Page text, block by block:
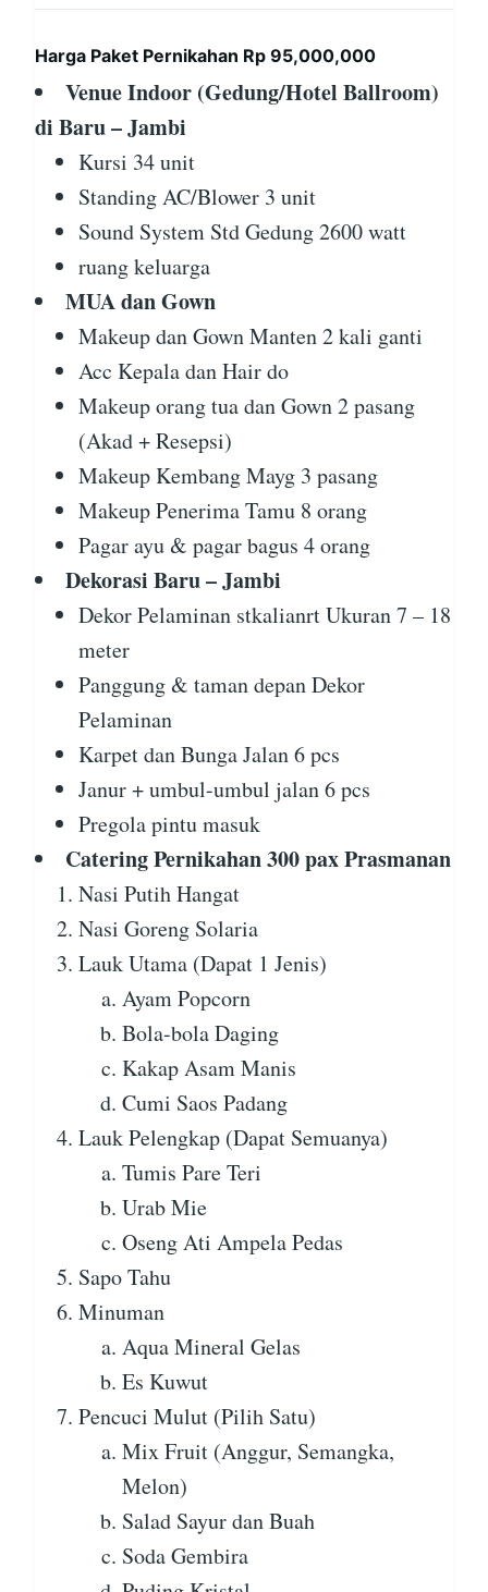
Harga Paket Pernikahan Rp 95,000,000
Venue Indoor (Gedung/Hotel Ballroom)
di Baru – Jambi
Kursi 34 unit
Standing AC/Blower 3 unit
Sound System Std Gedung 2600 watt
ruang keluarga
MUA dan Gown
Makeup dan Gown Manten 2 kali ganti
Acc Kepala dan Hair do
Makeup orang tua dan Gown 2 pasang
(Akad + Resepsi)
Makeup Kembang Mayg 3 pasang
Makeup Penerima Tamu 8 orang
Pagar ayu & pagar bagus 4 orang
Dekorasi Baru – Jambi
Dekor Pelaminan stkalianrt Ukuran 7 – 18
meter
Panggung & taman depan Dekor
Pelaminan
Karpet dan Bunga Jalan 6 pcs
Janur + umbul-umbul jalan 6 pcs
Pregola pintu masuk
Catering Pernikahan 300 pax Prasmanan
Nasi Putih Hangat
Nasi Goreng Solaria
Lauk Utama (Dapat 1 Jenis)
Ayam Popcorn
Bola-bola Daging
Kakap Asam Manis
Cumi Saos Padang
Lauk Pelengkap (Dapat Semuanya)
Tumis Pare Teri
Urab Mie
Oseng Ati Ampela Pedas
Sapo Tahu
Minuman
Aqua Mineral Gelas
Es Kuwut
Pencuci Mulut (Pilih Satu)
Mix Fruit (Anggur, Semangka,
Melon)
Salad Sayur dan Buah
Soda Gembira